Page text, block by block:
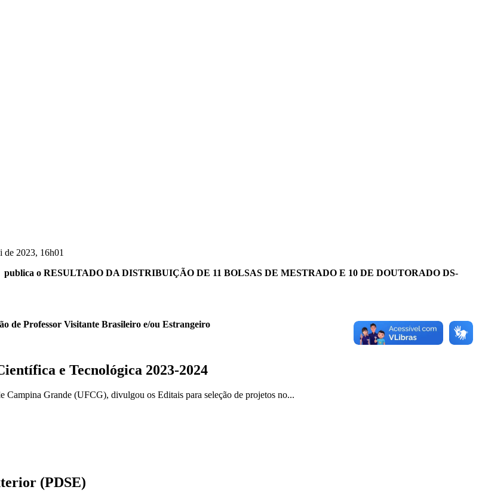
de 2023, 16h01
publica o RESULTADO DA DISTRIBUIÇÃO DE 11 BOLSAS DE MESTRADO E 10 DE DOUTORADO DS-
de Professor Visitante Brasileiro e/ou Estrangeiro
e Tecnológica 2023-2024
Grande (UFCG), divulgou os Editais para seleção de projetos no...
(PDSE)